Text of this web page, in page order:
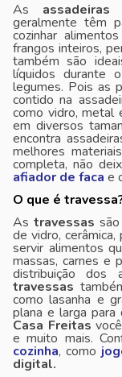
As assadeiras
geralmente têm
cozinhar
frangos inteiros,
também são
líquidos durante
legumes. Pois as
contido na
como vidro, metal
em diversos
encontra
melhores
completa, não
afiador de faca e
O que é
Astravessas
de vidro,
servir alimentos
massas, carnes e
distribuição dos
travessas
como lasanha e
plana e larga para
Casa Freitas
e muito mais.
cozinha, como
digital.